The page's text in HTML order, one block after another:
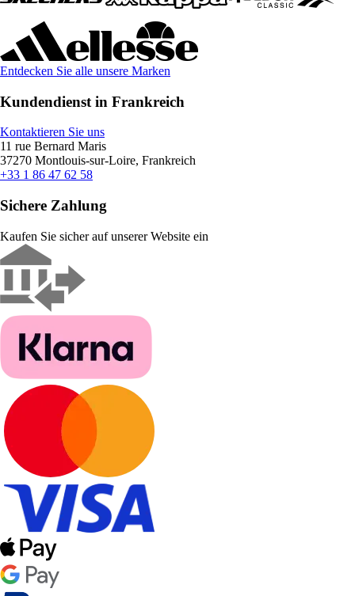
Entdecken Sie alle unsere Marken
Kundendienst in Frankreich
Kontaktieren Sie uns
11 rue Bernard Maris
37270 Montlouis-sur-Loire, Frankreich
+33 1 86 47 62 58
Sichere Zahlung
Kaufen Sie sicher auf unserer Website ein